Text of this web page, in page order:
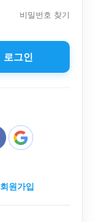
비밀번호 찾기
로그인
회원가입